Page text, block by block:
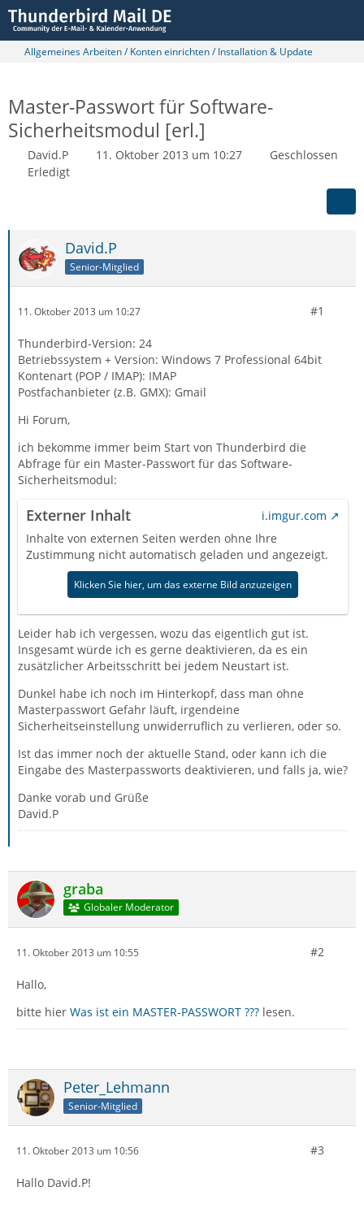
Allgemeines Arbeiten / Konten einrichten / Installation & Update
Master-Passwort für Software-
Sicherheitsmodul [erl.]
David.P 11. Oktober 2013 um 10:27
Geschlossen
Erledigt
David.P
Senior-Mitglied
11. Oktober 2013 um 10:27 #1
Thunderbird-Version: 24
Betriebssystem + Version: Windows 7 Professional 64bit
Kontenart (POP / IMAP): IMAP
Postfachanbieter (z.B. GMX): Gmail
Hi Forum,
ich bekomme immer beim Start von Thunderbird die
Abfrage für ein Master-Passwort für das Software-
Sicherheitsmodul:
Externer Inhalt
i.imgur.com
Inhalte von externen Seiten werden ohne Ihre
Zustimmung nicht automatisch geladen und angezeigt.
Klicken Sie hier, um das externe Bild anzuzeigen
Leider hab ich vergessen, wozu das eigentlich gut ist.
Insgesamt würde ich es gerne deaktivieren, da es ein
zusätzlicher Arbeitsschritt bei jedem Neustart ist.
Dunkel habe ich noch im Hinterkopf, dass man ohne
Masterpasswort Gefahr läuft, irgendeine
Sicherheitseinstellung unwiderruflich zu verlieren, oder so.
Ist das immer noch der aktuelle Stand, oder kann ich die
Eingabe des Masterpassworts deaktivieren, und falls ja, wie?
Danke vorab und Grüße
David.P
graba
Globaler Moderator
11. Oktober 2013 um 10:55 #2
Hallo,
bitte hier Was ist ein MASTER-PASSWORT ??? lesen.
Peter_Lehmann
Senior-Mitglied
11. Oktober 2013 um 10:56 #3
Hallo David.P!